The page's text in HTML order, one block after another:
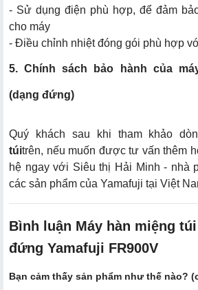
- Sử dụng điện phù hợp, để đảm
cho máy
- Điều chỉnh nhiệt đóng gói phù hợp
5. Chính sách bảo hành của
(dạng đứng)
Quý khách sau khi tham khảo
túitrên, nếu muốn được tư vấn thêm
hệ ngay với Siêu thị Hải Minh - nhà
các sản phẩm của Yamafuji tại Việt
Bình luận Máy hàn miệng
đứng Yamafuji FR900V
Bạn cảm thấy sản phẩm như thế nào?